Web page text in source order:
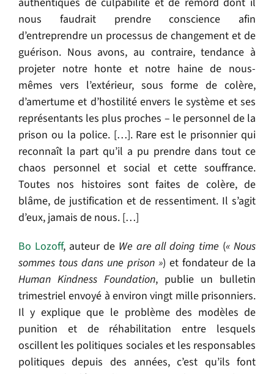
nous faudrait prendre conscience afin
d’entreprendre un processus de changement et de
guérison. Nous avons, au contraire, tendance à
projeter notre honte et notre haine de nous-
mêmes vers l’extérieur, sous forme de colère,
d’amertume et d’hostilité envers le système et ses
représentants les plus proches – le personnel de la
prison ou la police. […]. Rare est le prisonnier qui
reconnaît la part qu’il a pu prendre dans tout ce
chaos personnel et social et cette souffrance.
Toutes nos histoires sont faites de colère, de
blâme, de justification et de ressentiment. Il s’agit
d’eux, jamais de nous. […]
Bo Lozoff, auteur de We are all doing time (« Nous
sommes tous dans une prison ») et fondateur de la
Human Kindness Foundation, publie un bulletin
trimestriel envoyé à environ vingt mille prisonniers.
Il y explique que le problème des modèles de
punition et de réhabilitation entre lesquels
oscillent les politiques sociales et les responsables
politiques depuis des années, c’est qu’ils font